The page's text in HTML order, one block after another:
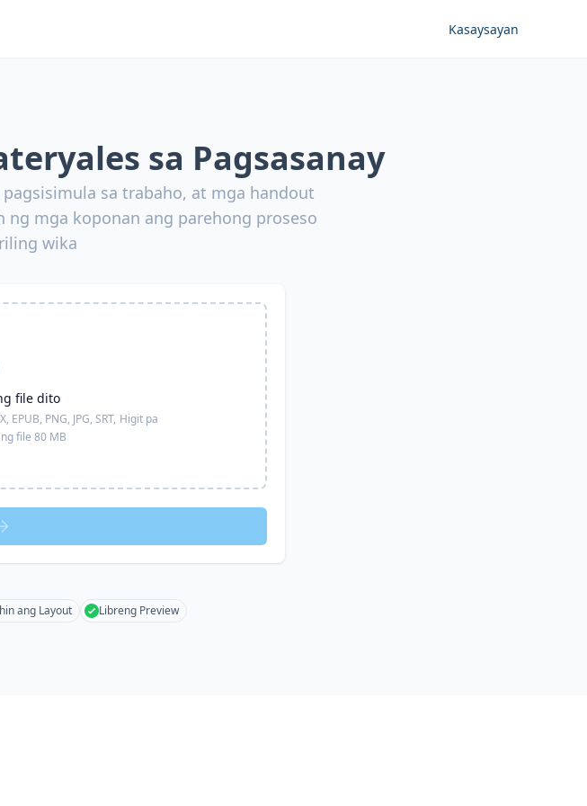
Kasaysayan
sa Pagsasanay
sa trabaho, at mga handout
mga koponan ang parehong proseso
wika
file dito
EPUB, PNG, JPG, SRT, Higit pa
file 80 MB
ang Layout Libreng Preview